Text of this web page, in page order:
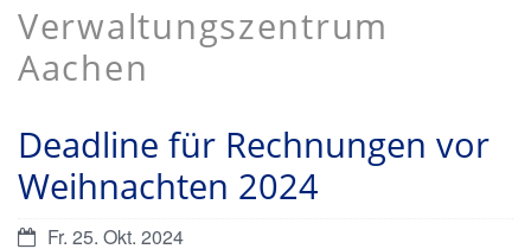
Verwaltungszentrum
Aachen
Deadline für Rechnungen vor
Weihnachten 2024
Datum:Fr. 25. Okt. 2024